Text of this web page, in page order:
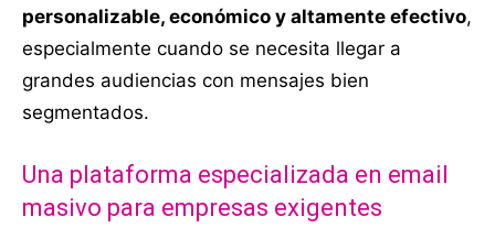
personalizable, económico y altamente efectivo,
especialmente cuando se necesita llegar a
grandes audiencias con mensajes bien
segmentados.
Una plataforma especializada en email
masivo para empresas exigentes